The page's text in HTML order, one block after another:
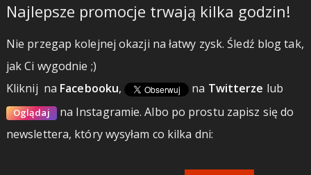
Najlepsze promocje trwają kilka godzin!
Nie przegap kolejnej okazji na łatwy zysk. Śledź blog tak,
jak Ci wygodnie ;)
Kliknij na Facebooku, na Twitterze lub
Oglądaj na Instagramie.Albo po prostu zapisz się do
newslettera, który wysyłam co kilka dni: